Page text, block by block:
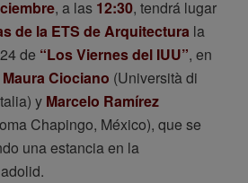
, a las 12:30, tendrá lugar
de la ETS de Arquitectura la
de “Los Viernes del IUU”, en
Maura Ciociano (Università di
y Marcelo Ramírez
Chapingo, México), que se
una estancia en la